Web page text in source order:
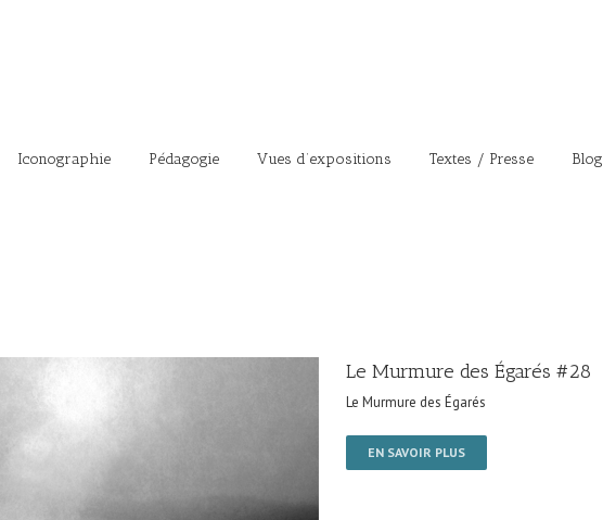
Iconographie Pédagogie Vues d’expositions Textes / Presse Blog
Le Murmure des Égarés #28
Le Murmure des Égarés
EN SAVOIR PLUS